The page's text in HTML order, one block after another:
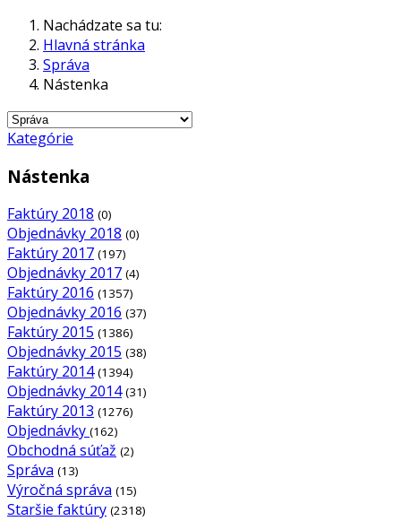
Nachádzate sa tu:
Hlavná stránka
Správa
Nástenka
Kategórie
Nástenka
Faktúry 2018 (0)
Objednávky 2018 (0)
Faktúry 2017 (197)
Objednávky 2017 (4)
Faktúry 2016 (1357)
Objednávky 2016 (37)
Faktúry 2015 (1386)
Objednávky 2015 (38)
Faktúry 2014 (1394)
Objednávky 2014 (31)
Faktúry 2013 (1276)
Objednávky (162)
Obchodná súťaž (2)
Správa (13)
Výročná správa (15)
Staršie faktúry (2318)